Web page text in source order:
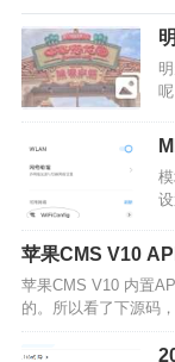
苹果CMS V10
苹果CMS V10 内置
的。所以看了下源码
一些字段，还是要自
片接口url：/api.php/